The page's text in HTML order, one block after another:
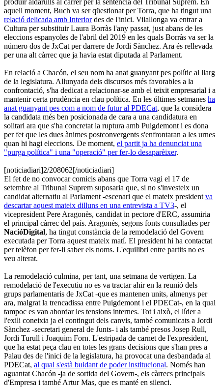
aquell moment, Buch va ser qüestionat per Torra, que ha tingut una
relació delicada amb Interiordes de l'inici. Vilallonga va entrar a
Cultura per substituir Laura Borràs l'any passat, just abans de les
eleccions espanyoles de l'abril del 2019 en les quals Borràs va ser la
número dos de JxCat per darrere de Jordi Sànchez. Ara és rellevada
per una alt càrrec que ja havia estat diputada al Parlament.
En relació a Chacón, el seu nom ha anat guanyant pes polític al llarg
de la legislatura. Allunyada dels discursos més favorables a la
confrontació, s'ha dedicat a relacionar-se amb el teixit empresarial i a
mantenir certa prudència en clau política. En les últimes setmanes ha
anat guanyant pes com a nom de futur al PDECat, que la considera
la candidata més ben posicionada de cara a una candidatura en
solitari ara que s'ha concretat la ruptura amb Puigdemont i es dona
per fet que les dues ànimes postconvergents s'enfrontaran a les urnes
quan hi hagi eleccions. De moment, el partit ja ha denunciat una
"purga política" i una "operació" per fer-lo desaparèixer.
[noticiadiari]2/208062[/noticiadiari]
El fet de no convocar comicis abans que Torra vagi el 17 de
setembre al Tribunal Suprem suposaria que, si no s'investeix un
candidat alternatiu al Parlament -escenari que el mateix president va
descartar aquest mateix dilluns en una entrevista a TV3-, el
vicepresident Pere Aragonès, candidat in pectore d'ERC, assumiria
el principal càrrec del país. Aragonès, segons fonts consultades per
NacióDigital, ha tingut constància de la remodelació del Govern
executada per Torra aquest mateix matí. El president hi ha contactat
per telèfon per fer-li saber els noms. L'equilibri entre partits no es
veu alterat.
La remodelació culmina, per tant, una setmana de vertigen. La
remodelació de l'executiu no es va tractar ahir en la reunió dels
grups parlamentaris de JxCat -que es mantenen units, almenys per
ara, malgrat la trencadissa entre Puigdemont i el PDECat-, en la qual
tampoc es van abordar les tensions internes. Tot i això, el líder a
l'exili coneixia ja el contingut dels canvis, també comunicats a Jordi
Sànchez -secretari general de Junts- i als també presos Josep Rull,
Jordi Turull i Joaquim Forn. L'estripada de carnet de l'expresident,
que ha estat peça clau en totes les grans decisions que s'han pres a
Palau des de l'inici de la legislatura, ha provocat una desbandada al
PDECat, al qual s'està buidant de poder institucional. Només han
aguantat Chacón -ja de sortida del Govern-, els càrrecs principals
d'Empresa i també Artur Mas, que es manté en silenci.